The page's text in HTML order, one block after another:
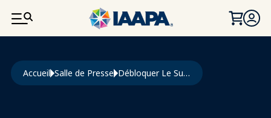
ALLER AU CONTENU PRINCIPAL
Fil d'Ariane
Accueil Salle de Presse Débloquer Le Succès Dans Toutes Les Industries : Des Informations À Ne Pas Manquer À L'IAAPA Expo Asia 2024